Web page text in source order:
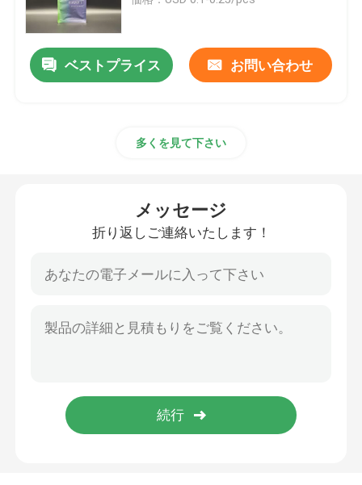
ロートグライブ印刷袋
スナック食品の包装袋
ベストプライス お問い合わせ
多くを見て下さい
メッセージ
折り返しご連絡いたします！